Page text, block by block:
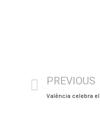
PREVIOUS
València celebra